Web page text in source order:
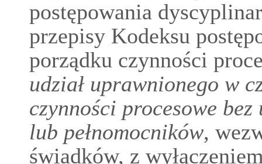
postępowania
przepisy Kodeksu
porządku czynności
udział uprawnionego w
czynności procesowe
lub pełnomocników,
świadków, z